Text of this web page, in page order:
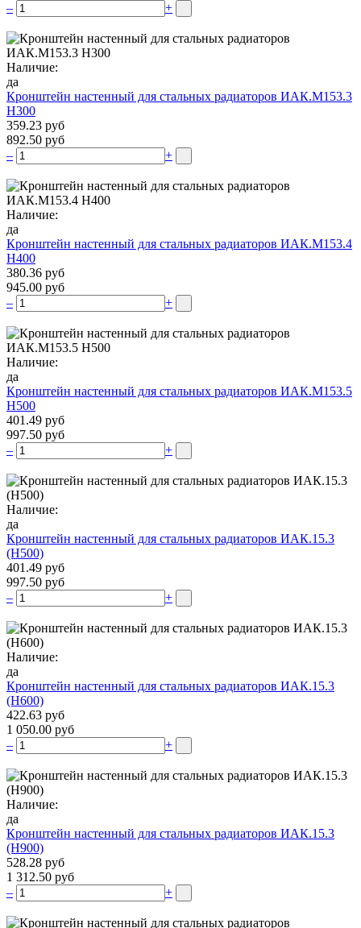
–
+
Наличие:
да
Кронштейн настенный для стальных радиаторов ИАК.М153.3
Н300
359.23 руб
892.50 руб
–
+
Наличие:
да
Кронштейн настенный для стальных радиаторов ИАК.М153.4
Н400
380.36 руб
945.00 руб
–
+
Наличие:
да
Кронштейн настенный для стальных радиаторов ИАК.М153.5
Н500
401.49 руб
997.50 руб
–
+
Наличие:
да
Кронштейн настенный для стальных радиаторов ИАК.15.3
(H500)
401.49 руб
997.50 руб
–
+
Наличие:
да
Кронштейн настенный для стальных радиаторов ИАК.15.3
(H600)
422.63 руб
1 050.00 руб
–
+
Наличие:
да
Кронштейн настенный для стальных радиаторов ИАК.15.3
(H900)
528.28 руб
1 312.50 руб
–
+